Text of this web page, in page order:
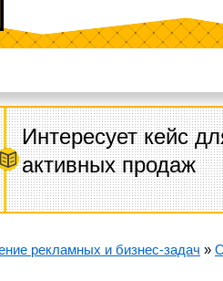
Интересует кейс
активных продаж
рекламных и бизнес-задач »